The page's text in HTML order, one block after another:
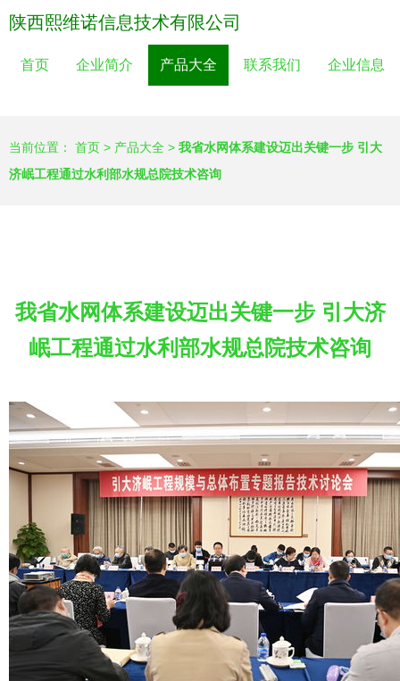
陕西熙维诺信息技术有限公司
首页 企业简介 产品大全 联系我们 企业信息
当前位置： 首页 > 产品大全 > 我省水网体系建设迈出关键一步 引大
济岷工程通过水利部水规总院技术咨询
我省水网体系建设迈出关键一步 引大济
岷工程通过水利部水规总院技术咨询